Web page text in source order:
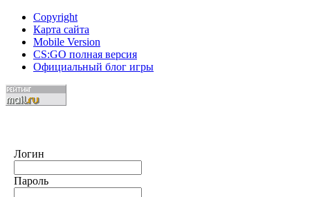
Copyright
Карта сайта
Mobile Version
CS:GO полная версия
Официальный блог игры
Логин
Пароль